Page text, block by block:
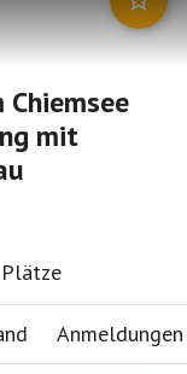
mit
Anmeldungen